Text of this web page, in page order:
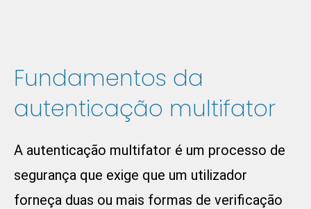
Fundamentos da
autenticação multifator
A autenticação multifator é um processo de
segurança que exige que um utilizador
forneça duas ou mais formas de verificação